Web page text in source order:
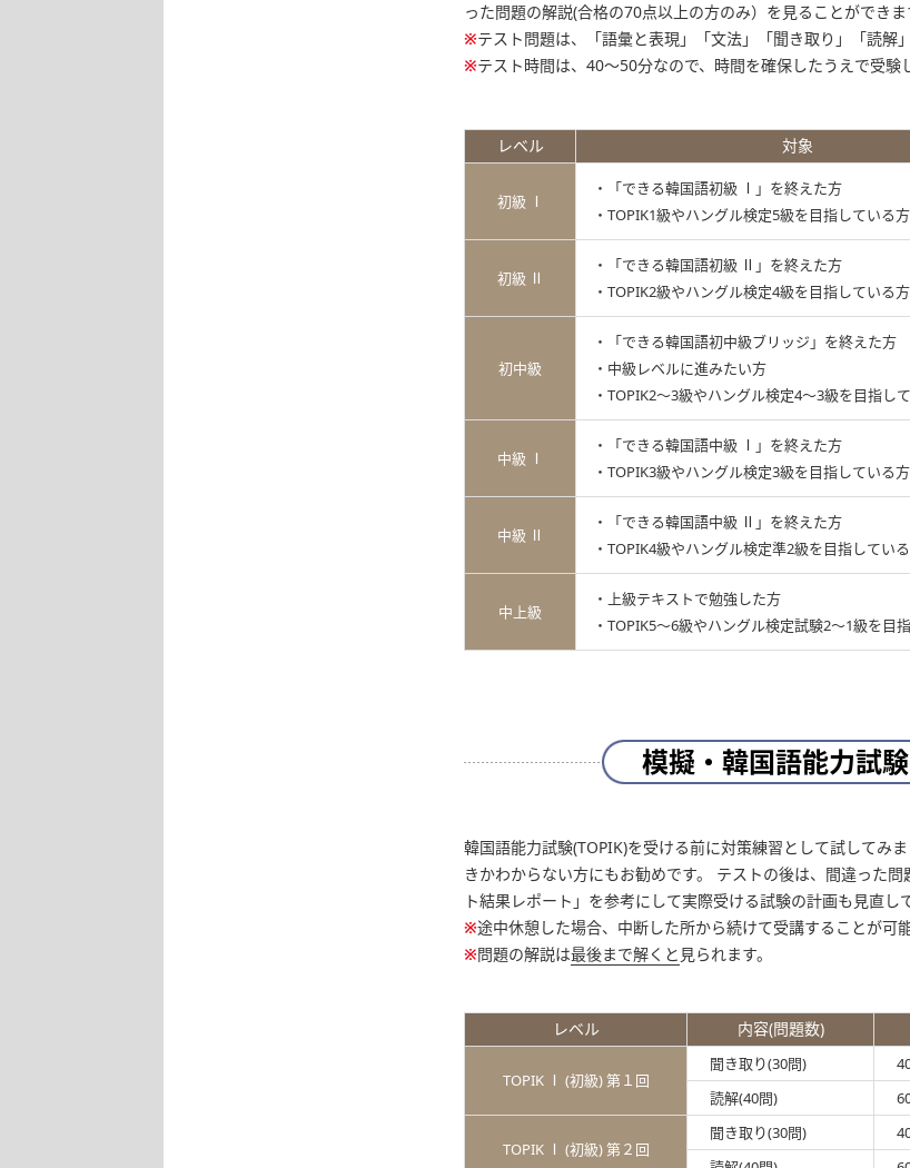
った問題の解説(合格の70点以上の方のみ）を見ることができま
※テスト問題は、「語彙と表現」「文法」「聞き取り」「読解
※テスト時間は、40～50分なので、時間を確保したうえで受験
レベル 対象
初級 Ⅰ
・「できる韓国語初級 Ⅰ」を終えた方
・TOPIK1級やハングル検定5級を目指している方
初級 Ⅱ
・「できる韓国語初級 Ⅱ」を終えた方
・TOPIK2級やハングル検定4級を目指している方
初中級
・「できる韓国語初中級ブリッジ」を終えた方
・中級レベルに進みたい方
・TOPIK2～3級やハングル検定4～3級を目指し
中級 Ⅰ
・「できる韓国語中級 Ⅰ」を終えた方
・TOPIK3級やハングル検定3級を目指している方
中級 Ⅱ
・「できる韓国語中級 Ⅱ」を終えた方
・TOPIK4級やハングル検定準2級を目指してい
中上級
・上級テキストで勉強した方
・TOPIK5～6級やハングル検定試験2～1級を目
模擬・韓国語能力試
韓国語能力試験(TOPIK)を受ける前に対策練習として試してみ
きかわからない方にもお勧めです。 テストの後は、間違った
ト結果レポート」を参考にして実際受ける試験の計画も見直し
※途中休憩した場合、中断した所から続けて受講することが可能
※問題の解説は最後まで解くと 見られます。
レベル 内容(問題数)
TOPIK Ⅰ (初級) 第１回
聞き取り(30問)
読解(40問)
TOPIK Ⅰ (初級) 第２回
聞き取り(30問)